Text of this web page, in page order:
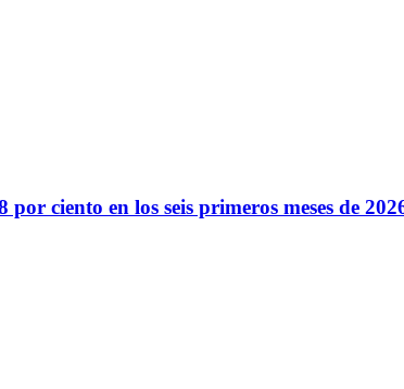
ciento en los seis primeros meses de